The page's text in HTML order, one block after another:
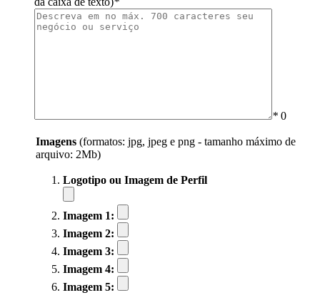
* 0
Imagens (formatos: jpg, jpeg e png - tamanho máximo de
arquivo: 2Mb)
Logotipo ou Imagem de Perfil
Imagem 1:
Imagem 2:
Imagem 3:
Imagem 4:
Imagem 5: